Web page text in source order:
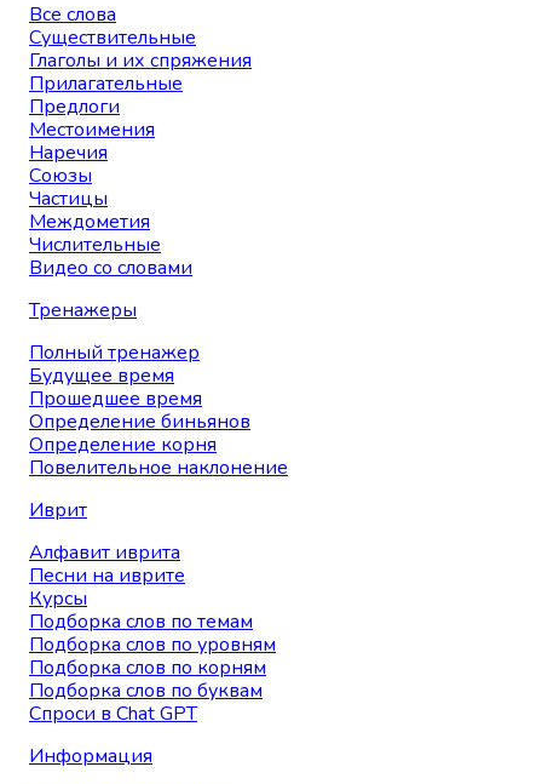
Все слова
Существительные
Глаголы и их спряжения
Прилагательные
Предлоги
Местоимения
Наречия
Союзы
Частицы
Междометия
Числительные
Видео со словами
Тренажеры
Полный тренажер
Будущее время
Прошедшее время
Определение биньянов
Определение корня
Повелительное наклонение
Иврит
Алфавит иврита
Песни на иврите
Курсы
Подборка слов по темам
Подборка слов по уровням
Подборка слов по корням
Подборка слов по буквам
Спроси в Chat GPT
Информация